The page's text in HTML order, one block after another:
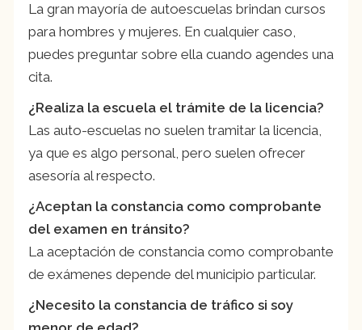
La gran mayoría de autoescuelas brindan cursos
para hombres y mujeres. En cualquier caso,
puedes preguntar sobre ella cuando agendes una
cita.
¿Realiza la escuela el trámite de la licencia?
Las auto-escuelas no suelen tramitar la licencia,
ya que es algo personal, pero suelen ofrecer
asesoría al respecto.
¿Aceptan la constancia como comprobante
del examen en tránsito?
La aceptación de constancia como comprobante
de exámenes depende del municipio particular.
¿Necesito la constancia de tráfico si soy